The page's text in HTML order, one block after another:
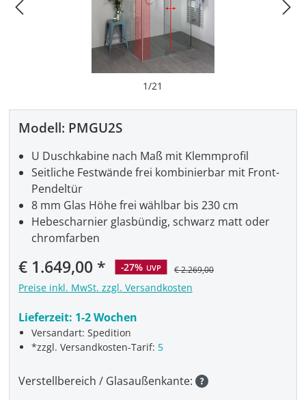
1/21
Modell: PMGU2S
Verkaufspreis:
€ 1.649,00 -27% UVP € 2.269,00
Preise inkl. MwSt. zzgl. Versandkosten
Lieferzeit: 1-2 Wochen
Versandart: Spedition
*zzgl. Versandkosten-Tarif: 5
U Duschkabine nach Maß mit Klemmprofil
Seitliche Festwände frei kombinierbar mit Front-
Pendeltür
8 mm Glas Höhe frei wählbar bis 230 cm
Hebescharnier glasbündig, schwarz matt oder
chromfarben
Verstellbereich / Glasaußenkante: